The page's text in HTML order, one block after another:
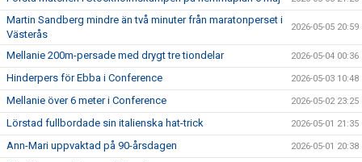
Martin Sandberg mindre än två minuter från maratonperset i
Västerås
2026-05-05 20:59
Mellanie 200m-persade med drygt tre tiondelar 2026-05-04 00:36
Hinderpers för Ebba i Conference 2026-05-03 10:48
Mellanie över 6 meter i Conference 2026-05-02 23:25
Lörstad fullbordade sin italienska hat-trick 2026-05-01 21:35
Ann-Mari uppvaktad på 90-årsdagen 2026-05-01 20:38